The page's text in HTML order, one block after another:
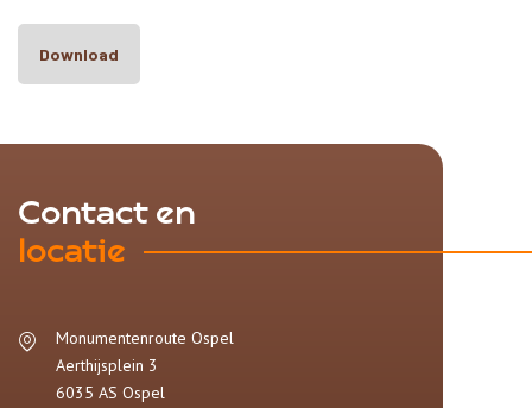
Download
Contact en
locatie
Monumentenroute Ospel
Aerthijsplein 3
6035 AS Ospel